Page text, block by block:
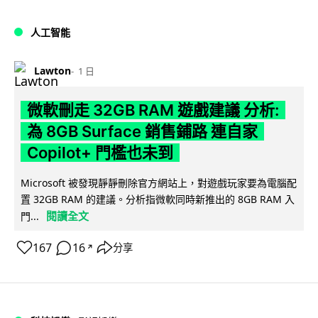
人工智能
Lawton 1 日
微軟刪走 32GB RAM 遊戲建議 分析:
為 8GB Surface 銷售鋪路 連自家
Copilot+ 門檻也未到
Microsoft 被發現靜靜刪除官方網站上，對遊戲玩家要為電腦配
置 32GB RAM 的建議。分析指微軟同時新推出的 8GB RAM 入
門...
閱讀全文
167 16 ↗ 分享